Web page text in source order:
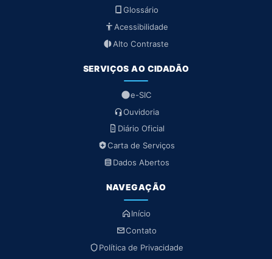
Glossário
Acessibilidade
Alto Contraste
SERVIÇOS AO CIDADÃO
e-SIC
Ouvidoria
Diário Oficial
Carta de Serviços
Dados Abertos
NAVEGAÇÃO
Início
Contato
Política de Privacidade